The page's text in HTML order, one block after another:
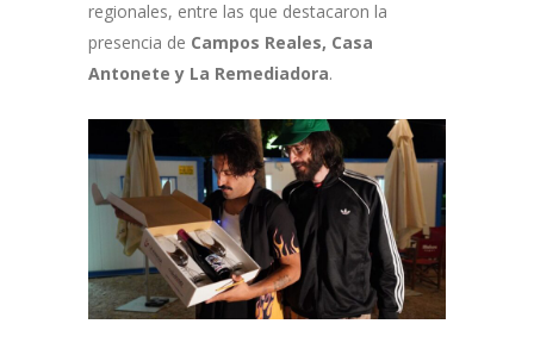
regionales, entre las que destacaron la
presencia de Campos Reales, Casa
Antonete y La Remediadora.